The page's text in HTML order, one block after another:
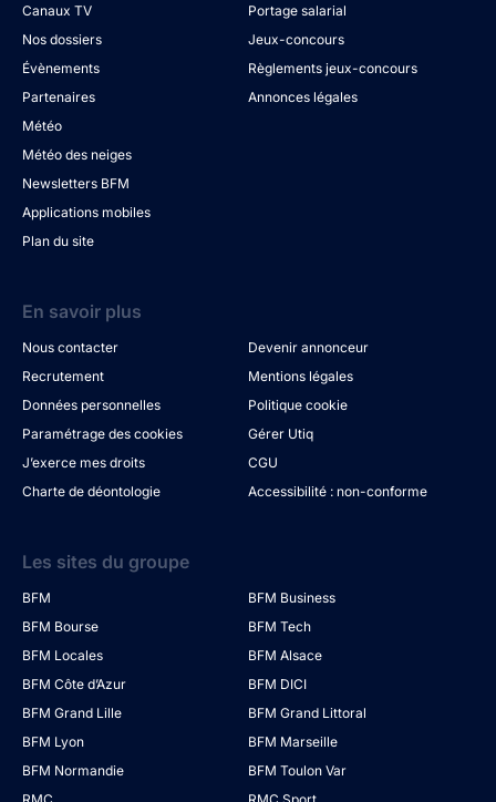
Canaux TV
Nos dossiers
Évènements
Partenaires
Météo
Météo des neiges
Newsletters BFM
Applications mobiles
Plan du site
Portage salarial
Jeux-concours
Règlements jeux-concours
Annonces légales
En savoir plus
Nous contacter
Devenir annonceur
Recrutement
Mentions légales
Données personnelles
Politique cookie
Paramétrage des cookies
Gérer Utiq
J’exerce mes droits
CGU
Charte de déontologie
Accessibilité : non-conforme
Les sites du groupe
BFM
BFM Business
BFM Bourse
BFM Tech
BFM Locales
BFM Alsace
BFM Côte d’Azur
BFM DICI
BFM Grand Lille
BFM Grand Littoral
BFM Lyon
BFM Marseille
BFM Normandie
BFM Toulon Var